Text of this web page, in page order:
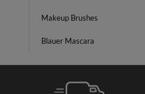
Makeup Brushes
Blauer Mascara